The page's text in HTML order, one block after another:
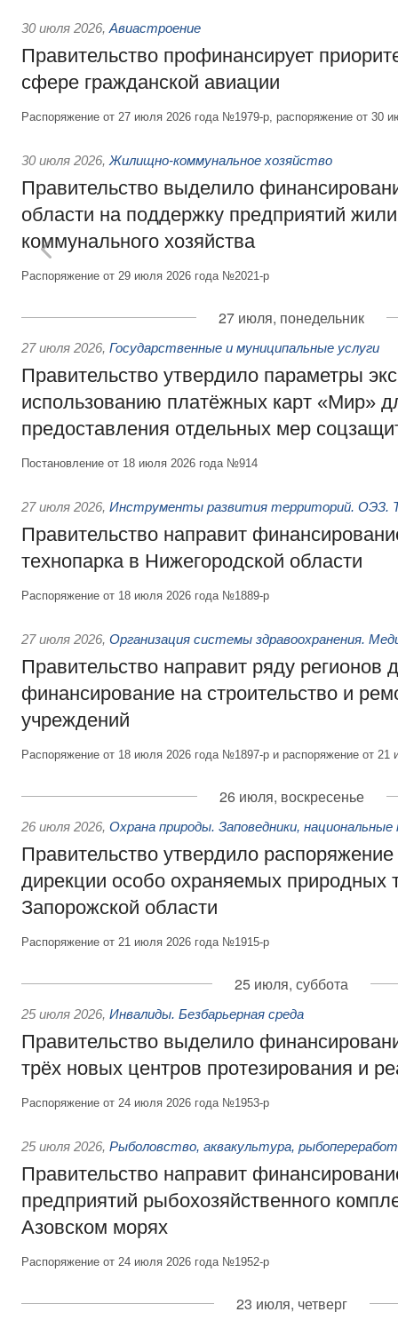
30 июля 2026, Авиастроение
Правительство профинансирует
сфере гражданской авиации
Распоряжение от 27 июля 2026 года №1979-р, распоряжение от 30
30 июля 2026, Жилищно-коммунальное хозяйство
Правительство выделило
области на поддержку предприятий
коммунального хозяйства
Распоряжение от 29 июля 2026 года №2021-р
27 июля, понедельник
27 июля 2026, Государственные и муниципальные услуги
Правительство утвердило параметры
использованию платёжных карт «Мир»
предоставления отдельных мер
Постановление от 18 июля 2026 года №914
27 июля 2026, Инструменты развития территорий. ОЭЗ.
Правительство направит
технопарка в Нижегородской области
Распоряжение от 18 июля 2026 года №1889-р
27 июля 2026, Организация системы здравоохранения.
Правительство направит ряду регионов
финансирование на строительство и
учреждений
Распоряжение от 18 июля 2026 года №1897-р и распоряжение от
26 июля, воскресенье
26 июля 2026, Охрана природы. Заповедники, национальные
Правительство утвердило
дирекции особо охраняемых природных
Запорожской области
Распоряжение от 21 июля 2026 года №1915-р
25 июля, суббота
25 июля 2026, Инвалиды. Безбарьерная среда
Правительство выделило
трёх новых центров протезирования и
Распоряжение от 24 июля 2026 года №1953-р
25 июля 2026, Рыболовство, аквакультура,
Правительство направит
предприятий рыбохозяйственного
Азовском морях
Распоряжение от 24 июля 2026 года №1952-р
23 июля, четверг